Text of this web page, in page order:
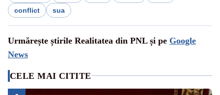
conflict
sua
Urmărește știrile Realitatea din PNL și pe Google
News
CELE MAI CITITE